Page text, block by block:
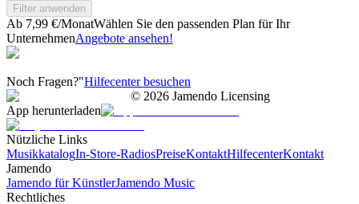
Filter anwenden
Ab 7,99 €/MonatWählen Sie den passenden Plan für Ihr
UnternehmenAngebote ansehen!
Noch Fragen?"Hilfecenter besuchen
© 2026 Jamendo Licensing
App herunterladen
Nützliche Links
MusikkatalogIn-Store-RadiosPreiseKontaktHilfecenterKontakt
Jamendo
Jamendo für KünstlerJamendo Music
Rechtliches